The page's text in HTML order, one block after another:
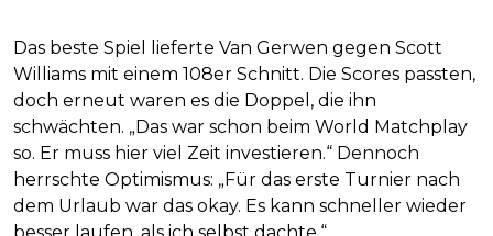
Das beste Spiel lieferte Van Gerwen gegen Scott
Williams mit einem 108er Schnitt. Die Scores passten,
doch erneut waren es die Doppel, die ihn
schwächten. „Das war schon beim World Matchplay
so. Er muss hier viel Zeit investieren.“ Dennoch
herrschte Optimismus: „Für das erste Turnier nach
dem Urlaub war das okay. Es kann schneller wieder